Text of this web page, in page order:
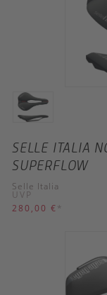
SELLE ITALIA
SUPERFLOW
Selle Italia
UVP
280,00 € *